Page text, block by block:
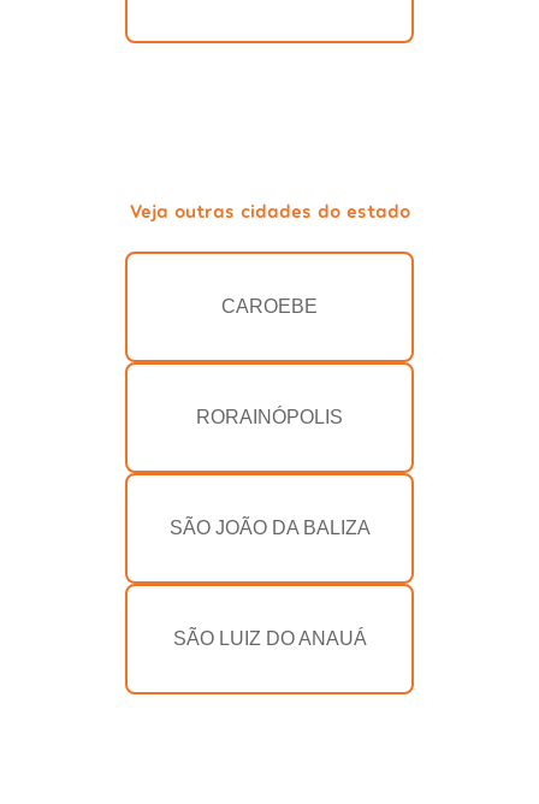
Veja outras cidades do estado
CAROEBE
RORAINÓPOLIS
SÃO JOÃO DA BALIZA
SÃO LUIZ DO ANAUÁ